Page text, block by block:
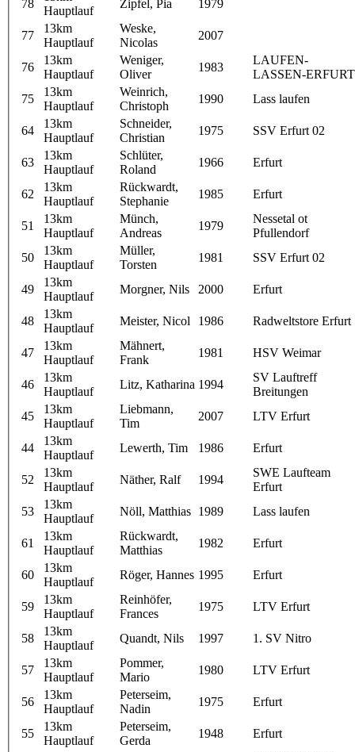
78
Hauptlauf
Zipfel, Pia 1979
77
13km
Hauptlauf
Weske,
Nicolas
2007
76
13km
Hauptlauf
Weniger,
Oliver
1983
LAUFEN-
LASSEN-ERFURT
75
13km
Hauptlauf
Weinrich,
Christoph
1990 Lass laufen
64
13km
Hauptlauf
Schneider,
Christian
1975 SSV Erfurt 02
63
13km
Hauptlauf
Schlüter,
Roland
1966 Erfurt
62
13km
Hauptlauf
Rückwardt,
Stephanie
1985 Erfurt
51
13km
Hauptlauf
Münch,
Andreas
1979
Nessetal ot
Pfullendorf
50
13km
Hauptlauf
Müller,
Torsten
1981 SSV Erfurt 02
49
13km
Hauptlauf
Morgner, Nils 2000 Erfurt
48
13km
Hauptlauf
Meister, Nicol 1986 Radweltstore Erfurt
47
13km
Hauptlauf
Mähnert,
Frank
1981 HSV Weimar
46
13km
Hauptlauf
Litz, Katharina 1994
SV Lauftreff
Breitungen
45
13km
Hauptlauf
Liebmann,
Tim
2007 LTV Erfurt
44
13km
Hauptlauf
Lewerth, Tim 1986 Erfurt
52
13km
Hauptlauf
Näther, Ralf 1994
SWE Laufteam
Erfurt
53
13km
Hauptlauf
Nöll, Matthias 1989 Lass laufen
61
13km
Hauptlauf
Rückwardt,
Matthias
1982 Erfurt
60
13km
Hauptlauf
Röger, Hannes 1995 Erfurt
59
13km
Hauptlauf
Reinhöfer,
Frances
1975 LTV Erfurt
58
13km
Hauptlauf
Quandt, Nils 1997 1. SV Nitro
57
13km
Hauptlauf
Pommer,
Mario
1980 LTV Erfurt
56
13km
Hauptlauf
Peterseim,
Nadin
1975 Erfurt
55
13km
Hauptlauf
Peterseim,
Gerda
1948 Erfurt